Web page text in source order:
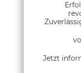
Jetzt